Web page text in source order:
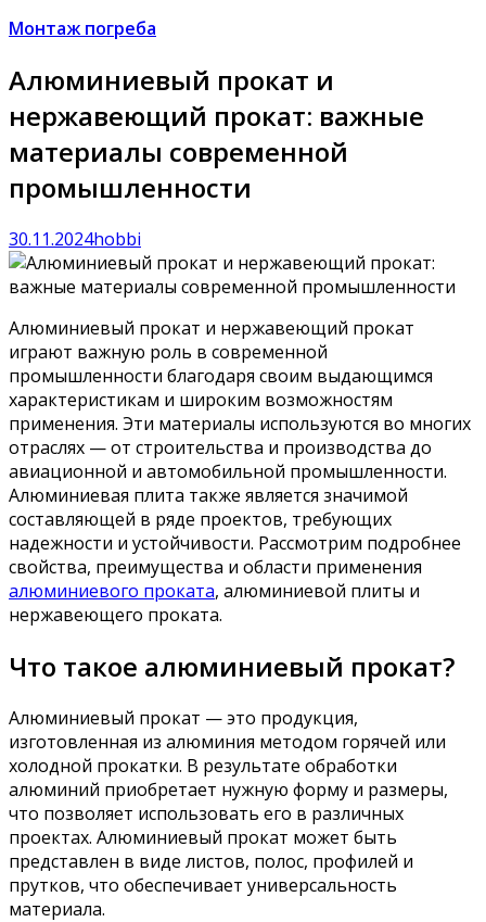
Монтаж погреба
Алюминиевый прокат и
нержавеющий прокат: важные
материалы современной
промышленности
30.11.2024hobbi
Алюминиевый прокат и нержавеющий прокат
играют важную роль в современной
промышленности благодаря своим выдающимся
характеристикам и широким возможностям
применения. Эти материалы используются во многих
отраслях — от строительства и производства до
авиационной и автомобильной промышленности.
Алюминиевая плита также является значимой
составляющей в ряде проектов, требующих
надежности и устойчивости. Рассмотрим подробнее
свойства, преимущества и области применения
алюминиевого проката, алюминиевой плиты и
нержавеющего проката.
Что такое алюминиевый прокат?
Алюминиевый прокат — это продукция,
изготовленная из алюминия методом горячей или
холодной прокатки. В результате обработки
алюминий приобретает нужную форму и размеры,
что позволяет использовать его в различных
проектах. Алюминиевый прокат может быть
представлен в виде листов, полос, профилей и
прутков, что обеспечивает универсальность
материала.